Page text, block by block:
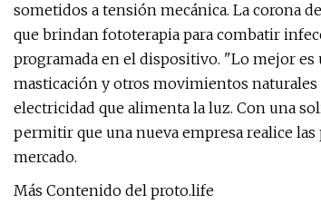
sometidos a tensión mecánica. La corona
que brindan fototerapia para combatir
programada en el dispositivo. "Lo mejor
masticación y otros movimientos naturales
electricidad que alimenta la luz. Con una
permitir que una nueva empresa realice
mercado.
Más Contenido del proto.life